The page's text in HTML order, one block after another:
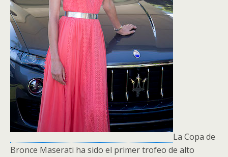
La Copa de
Bronce Maserati ha sido el primer trofeo de alto